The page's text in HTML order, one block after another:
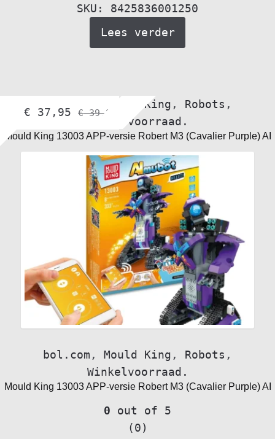
SKU: 8425836001250
Lees verder
Mould King , Robots ,
Winkelvoorraad.
Mould King 13003 APP-versie Robert M3 (Cavalier Purple) AI
bol.com , Mould King , Robots ,
Winkelvoorraad.
Mould King 13003 APP-versie Robert M3 (Cavalier Purple) AI
0 out of 5
(0)
€ 37,95 €39,95